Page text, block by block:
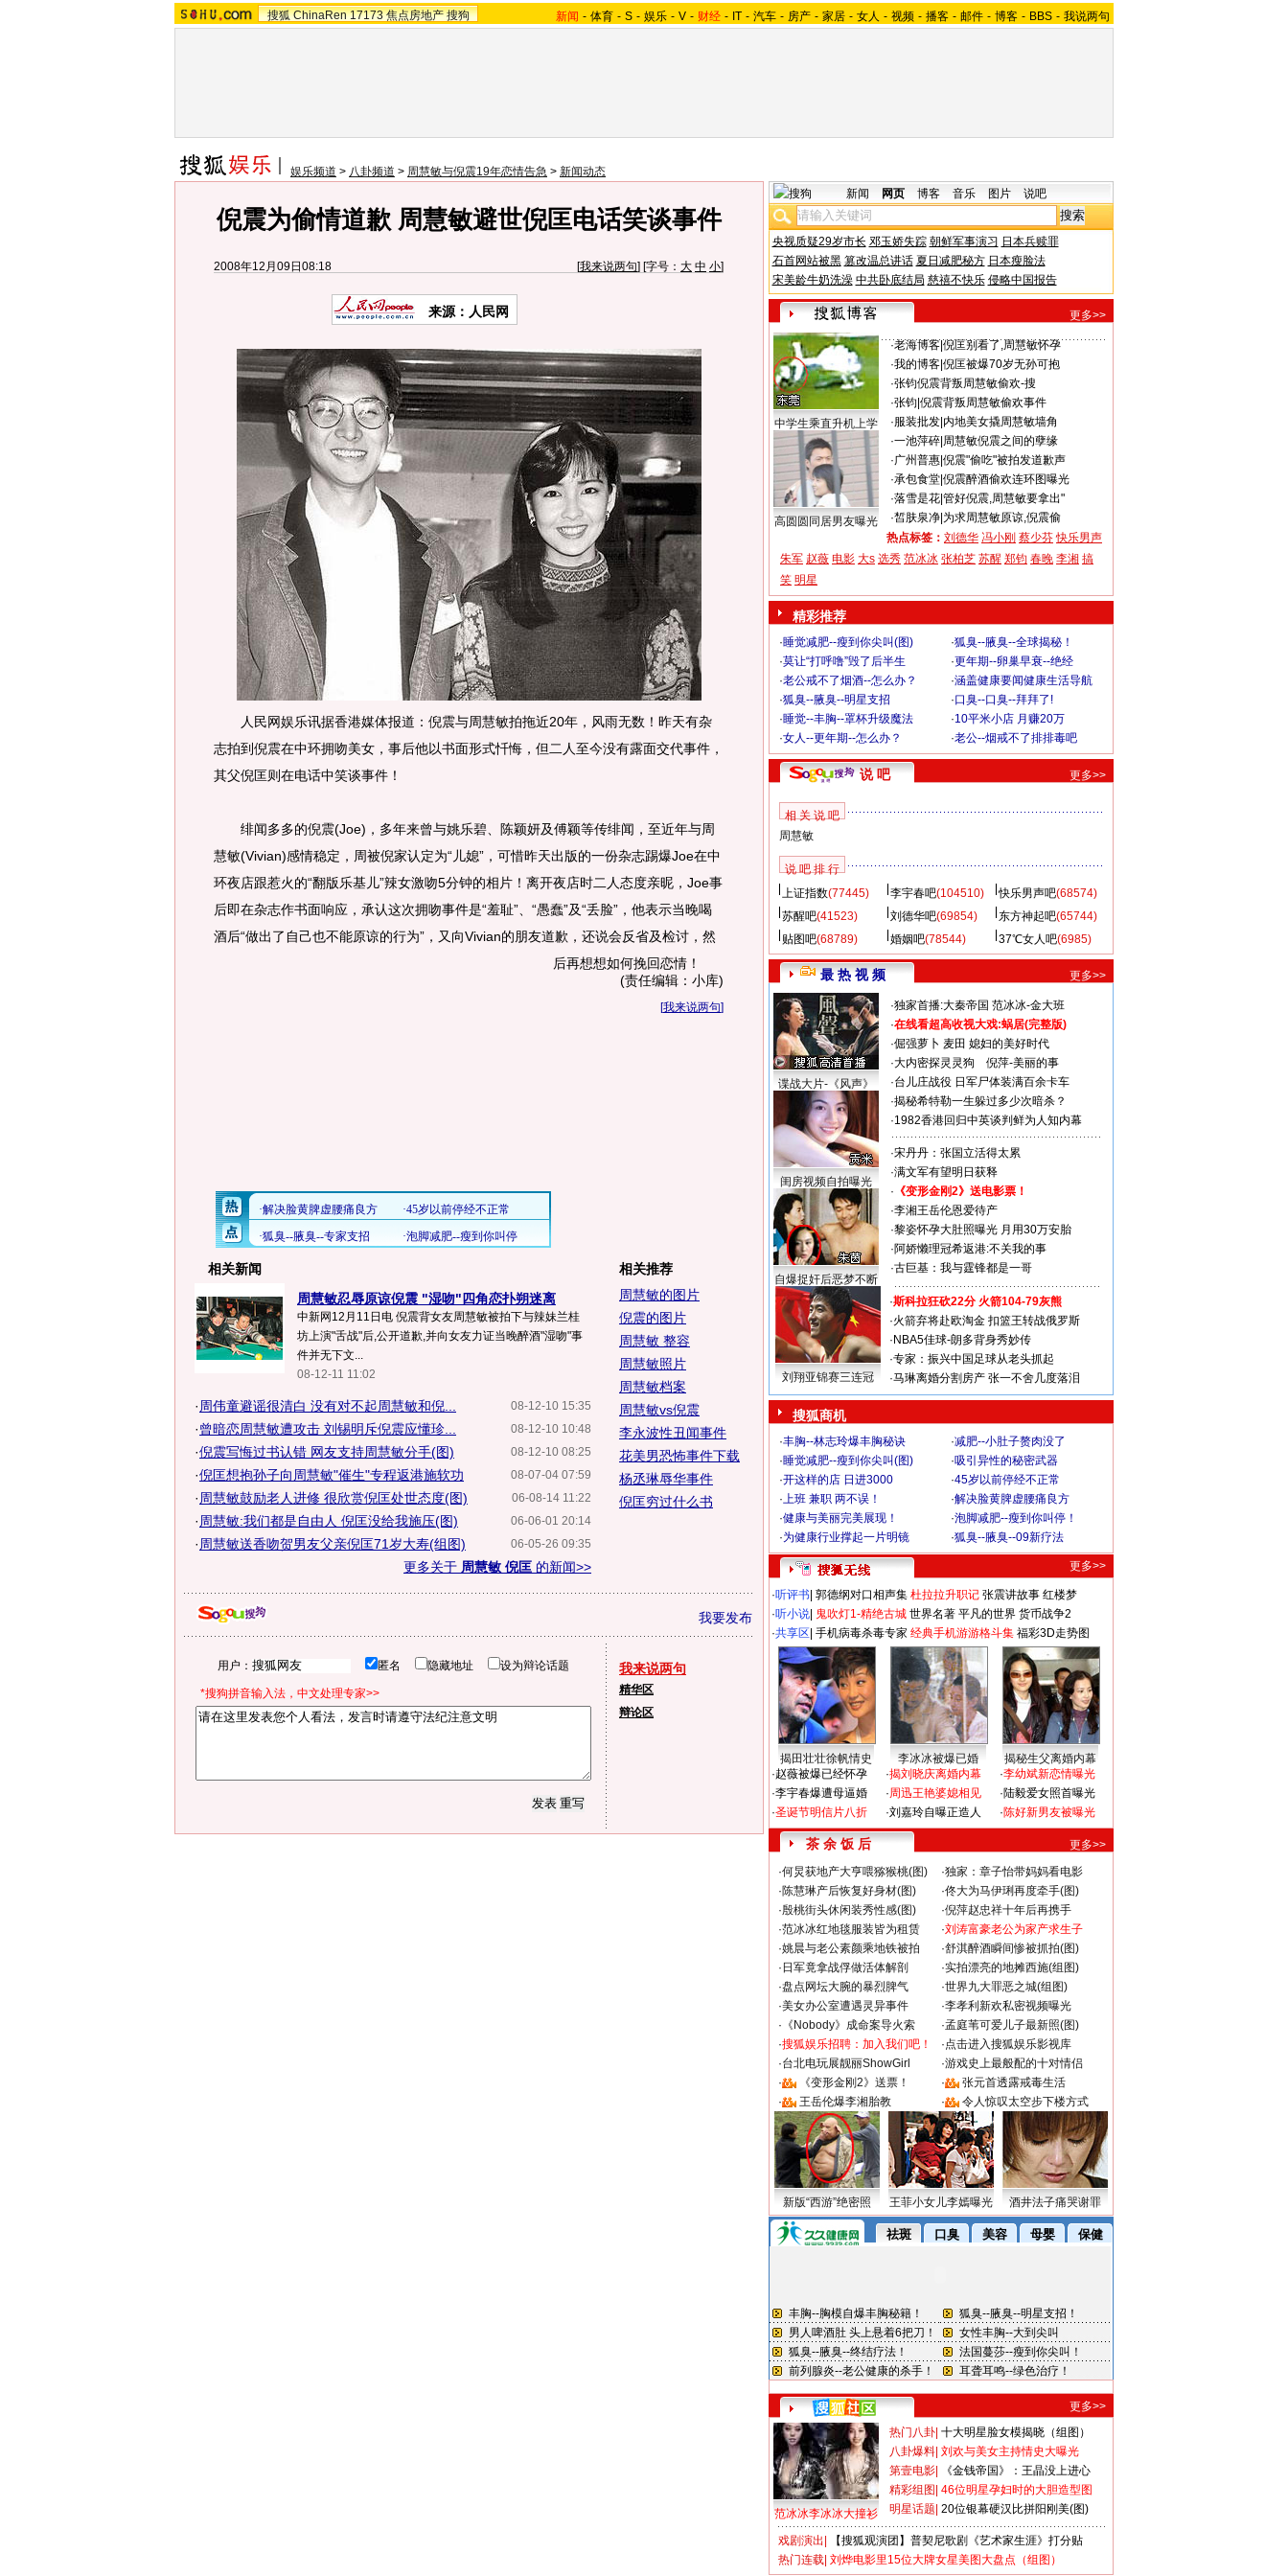
搜狐 ChinaRen 17173 焦点房地产 搜狗 新闻 - 体育 - S - 娱乐 - V - 财经 - IT - 汽车 - 房产 - 家居 - 女人 - 视频 - 播客 - 邮件 - 博客 - BBS - 我说两句
娱乐频道 > 八卦频道 > 周慧敏与倪震19年恋情告急 > 新闻动态
倪震为偷情道歉 周慧敏避世倪匡电话笑谈事件
2008年12月09日08:18 [我来说两句] [字号： 大 中 小]
来源：人民网
人民网娱乐讯据香港媒体报道：倪震与周慧敏拍拖近20年，风雨无数！昨天有杂
志拍到倪震在中环拥吻美女，事后他以书面形式忏悔，但二人至今没有露面交代事件，
其父倪匡则在电话中笑谈事件！
绯闻多多的倪震(Joe)，多年来曾与姚乐碧、陈颖妍及傅颖等传绯闻，至近年与周
慧敏(Vivian)感情稳定，周被倪家认定为“儿媳”，可惜昨天出版的一份杂志踢爆Joe在中
环夜店跟惹火的“翻版乐基儿”辣女激吻5分钟的相片！离开夜店时二人态度亲昵，Joe事
后即在杂志作书面响应，承认这次拥吻事件是“羞耻”、“愚蠢”及“丢脸”，他表示当晚喝
酒后“做出了自己也不能原谅的行为”，又向Vivian的朋友道歉，还说会反省及检讨，然
后再想想如何挽回恋情！
(责任编辑：小库)
[我来说两句]
相关新闻
周慧敏忍辱原谅倪震 "湿吻"四角恋扑朔迷离
中新网12月11日电 倪震背女友周慧敏被拍下与辣妹兰桂
坊上演"舌战"后,公开道歉,并向女友力证当晚醉酒"湿吻"事
件并无下文...
08-12-11 11:02
08-12-10 15:35
· 周伟童避谣很清白 没有对不起周慧敏和倪...
08-12-10 10:48
·曾暗恋周慧敏遭攻击 刘锡明斥倪震应懂珍...
08-12-10 08:25
·倪震写悔过书认错 网友支持周慧敏分手(图)
08-07-04 07:59
·倪匡想抱孙子向周慧敏"催生"专程返港施软功
06-08-14 11:22
· 周慧敏鼓励老人进修 很欣赏倪匡处世态度(图)
06-06-01 20:14
· 周慧敏:我们都是自由人 倪匡没给我施压(图)
06-05-26 09:35
· 周慧敏送香吻贺男友父亲倪匡71岁大寿(组图)
更多关于 周慧敏 倪匡 的新闻>>
相关推荐
周慧敏的图片
倪震的图片
周慧敏 整容
周慧敏照片
周慧敏档案
周慧敏vs倪震
李永波性丑闻事件
花美男恐怖事件下载
杨丞琳辱华事件
倪匡穷过什么书
我要发布
用户： 匿名 隐藏地址 设为辩论话题
*搜狗拼音输入法，中文处理专家>>
我来说两句
精华区
辩论区
新闻 网页 博客 音乐 图片 说吧
央视质疑29岁市长 邓玉娇失踪 朝鲜军事演习 日本兵赎罪
石首网站被黑 篡改温总讲话 夏日减肥秘方 日本瘦脸法
宋美龄牛奶洗澡 中共卧底结局 慈禧不快乐 侵略中国报告
更多>>
中学生乘直升机上学
高圆圆同居男友曝光
·老海博客| 倪匡别看了,周慧敏怀孕
·我的博客| 倪匡被爆70岁无孙可抱
·张钧倪震背叛周慧敏偷欢-搜
·张钧| 倪震背叛周慧敏偷欢事件
·服装批发| 内地美女撬周慧敏墙角
·一池萍碎| 周慧敏倪震之间的孽缘
·广州普惠| 倪震"偷吃"被拍发道歉声
·承包食堂| 倪震醉酒偷欢连环图曝光
·落雪是花| 管好倪震,周慧敏要拿出"
·皙肤泉净| 为求周慧敏原谅,倪震偷
热点标签： 刘德华 冯小刚 蔡少芬 快乐男声
朱军 赵薇 电影 大s 选秀 范冰冰 张柏芝 苏醒 郑钧 春晚 李湘 搞
笑 明星
精彩推荐
·睡觉减肥--瘦到你尖叫(图) ·狐臭--腋臭--全球揭秘！
·莫让“打呼噜”毁了后半生 ·更年期--卵巢早衰--绝经
·老公戒不了烟酒--怎么办？ ·涵盖健康要闻健康生活导航
·狐臭--腋臭--明星支招 ·口臭--口臭--拜拜了!
·睡觉--丰胸--罩杯升级魔法 ·10平米小店 月赚20万
·女人--更年期--怎么办？ ·老公--烟戒不了排排毒吧
说 吧 更多>>
相 关 说 吧
周慧敏
说 吧 排 行
上证指数(77445) 李宇春吧(104510) 快乐男声吧(68574)
苏醒吧(41523) 刘德华吧(69854) 东方神起吧(65744)
贴图吧(68789) 婚姻吧(78544) 37℃女人吧(6985)
最 热 视 频 更多>>
谍战大片-《风声》
闺房视频自拍曝光
自爆捉奸后恶梦不断
·独家首播:大秦帝国 范冰冰-金大班
·在线看超高收视大戏:蜗居(完整版)
·倔强萝卜 麦田 媳妇的美好时代
·大内密探灵灵狗
倪萍-美丽的事
·台儿庄战役 日军尸体装满百余卡车
·揭秘希特勒一生躲过多少次暗杀？
·1982香港回归中英谈判鲜为人知内幕
·宋丹丹：张国立活得太累
·满文军有望明日获释
· 《变形金刚2》送电影票！
·李湘王岳伦恩爱待产
·黎姿怀孕大肚照曝光 月用30万安胎
·阿娇懒理冠希返港:不关我的事
·古巨基：我与霆锋都是一哥
刘翔亚锦赛三连冠
·斯科拉狂砍22分 火箭104-79灰熊
·火箭弃将赴欧淘金 扣篮王转战俄罗斯
· NBA5佳球-朗多背身秀妙传
·专家：振兴中国足球从老头抓起
·马琳离婚分割房产 张一不舍几度落泪
搜狐商机
·丰胸--林志玲爆丰胸秘诀 ·减肥--小肚子赘肉没了
·睡觉减肥--瘦到你尖叫(图) ·吸引异性的秘密武器
·开这样的店 日进3000 ·45岁以前停经不正常
·上班 兼职 两不误！ ·解决脸黄脾虚腰痛良方
·健康与美丽完美展现！ ·泡脚减肥--瘦到你叫停！
·为健康行业撑起一片明镜 ·狐臭--腋臭--09新疗法
更多>>
·听评书 郭德纲对口相声集 杜拉拉升职记 张震讲故事 红楼梦
·听小说 鬼吹灯1-精绝古城 世界名著 平凡的世界 货币战争2
·共享区 手机病毒杀毒专家 经典手机游游格斗集 福彩3D走势图
揭田壮壮徐帆情史 李冰冰被爆已婚
揭秘生父离婚内幕
·赵薇被爆已经怀孕
·李宇春爆遭母逼婚
·圣诞节明信片八折
·揭刘晓庆离婚内幕
·周迅王艳婆媳相见
·刘嘉玲自曝正造人
·李幼斌新恋情曝光
·陆毅爱女照首曝光
·陈好新男友被曝光
茶 余 饭 后
更多>>
·何炅获地产大亨喂猕猴桃(图) ·独家：章子怡带妈妈看电影
·陈慧琳产后恢复好身材(图) ·佟大为马伊琍再度牵手(图)
·殷桃街头休闲装秀性感(图) ·倪萍赵忠祥十年后再携手
·范冰冰红地毯服装皆为租赁 ·刘涛富豪老公为家产求生子
·姚晨与老公素颜乘地铁被拍 ·舒淇醉酒瞬间惨被抓拍(图)
· 日军竟拿战俘做活体解剖 ·实拍漂亮的地摊西施(组图)
·盘点网坛大腕的暴烈脾气 ·世界九大罪恶之城(组图)
·美女办公室遭遇灵异事件 ·李孝利新欢私密视频曝光
· 《Nobody》成命案导火索 ·孟庭苇可爱儿子最新照(图)
·搜狐娱乐招聘：加入我们吧！ ·点击进入搜狐娱乐影视库
·台北电玩展靓丽ShowGirl ·游戏史上最般配的十对情侣
·
《变形金刚2》送票！ ·
张元首透露戒毒生活
·
王岳伦爆李湘胎教 · 令人惊叹太空步下楼方式
新版“西游”绝密照 王菲小女儿李嫣曝光 酒井法子痛哭谢罪
更多>>
范冰冰李冰冰大撞衫
热门八卦 十大明星脸女模揭晓（组图）
八卦爆料 刘欢与美女主持情史大曝光
第壹电影
《金钱帝国》：王晶没上进心
精彩组图 46位明星孕妇时的大胆造型图
明星话题 20位银幕硬汉比拼阳刚美(图)
戏剧演出
【搜狐观演团】普契尼歌剧《艺术家生涯》打分贴
热门连载 刘烨电影里15位大牌女星美图大盘点（组图）